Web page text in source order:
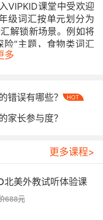
VIPKID课堂中受欢迎
级词汇按单元划分为
解锁新场景。例如将
险”主题，食物类词汇
景化学习激发持续兴
，参考VIPKID L6级别
。建议建立三级难度
色（模糊词）、红色
色词汇。北京师范大
训练可使薄弱词汇掌
多
错误有哪些？ HOT
家长参与度？
更多课程>
北美外教试听体验课
688元